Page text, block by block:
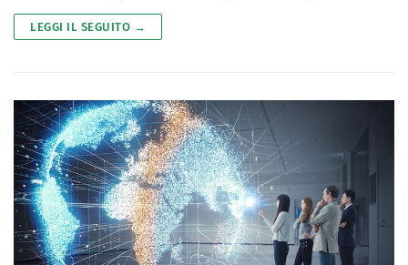
LEGGI IL SEGUITO →